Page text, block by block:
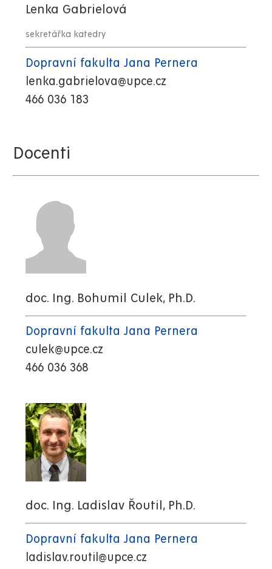
Lenka Gabrielová
sekretářka katedry
Dopravní fakulta Jana Pernera
lenka.gabrielova@upce.cz
466 036 183
Docenti
doc. Ing. Bohumil Culek, Ph.D.
Dopravní fakulta Jana Pernera
culek@upce.cz
466 036 368
doc. Ing. Ladislav Řoutil, Ph.D.
Dopravní fakulta Jana Pernera
ladislav.routil@upce.cz